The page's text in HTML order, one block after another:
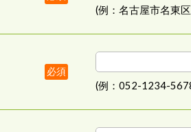
(例：名古屋市名東
必須
(例：052-1234-